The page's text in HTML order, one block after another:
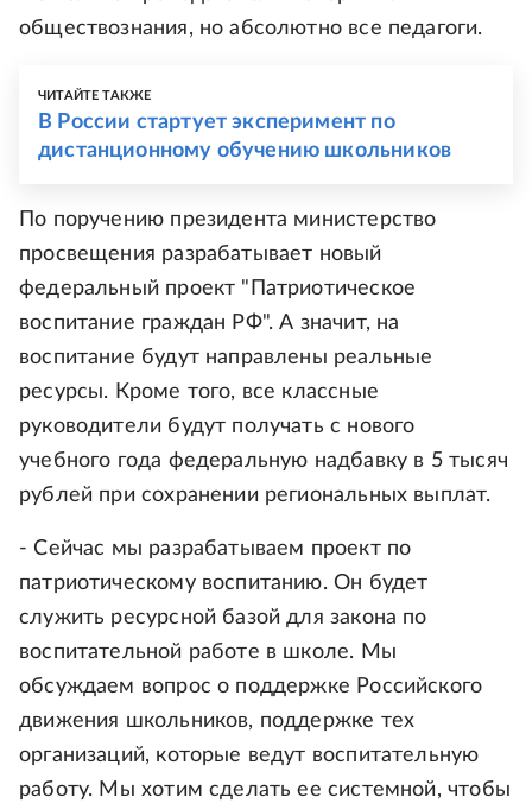
обществознания, но абсолютно все педагоги.
ЧИТАЙТЕ ТАКЖЕ
В России стартует эксперимент по
дистанционному обучению школьников
По поручению президента министерство
просвещения разрабатывает новый
федеральный проект "Патриотическое
воспитание граждан РФ". А значит, на
воспитание будут направлены реальные
ресурсы. Кроме того, все классные
руководители будут получать с нового
учебного года федеральную надбавку в 5 тысяч
рублей при сохранении региональных выплат.
- Сейчас мы разрабатываем проект по
патриотическому воспитанию. Он будет
служить ресурсной базой для закона по
воспитательной работе в школе. Мы
обсуждаем вопрос о поддержке Российского
движения школьников, поддержке тех
организаций, которые ведут воспитательную
работу. Мы хотим сделать ее системной, чтобы